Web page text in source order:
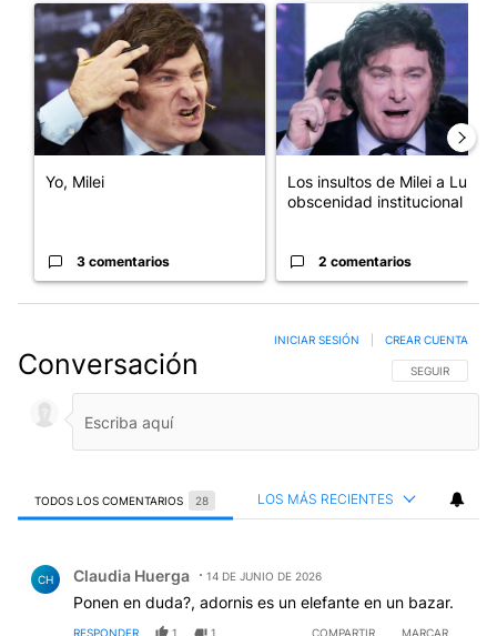
Un artículo de tendencia con el título "Yo, Milei" con 3
Yo, Milei
3 comentarios
Un artículo de tendencia con
Los insultos de Milei a Lula:
obscenidad institucional
2 comentarios
Conversación SIGA ESTA
SEGUIR
INICIAR SESIÓN CREAR CUENTA
TODOS LOS COMENTARIOS 28 LOS MÁS RECIENTES
CH Claudia Huerga 14 DE JUNIO DE 2026
Ponen en duda?, adornis es un elefante en un bazar.
RESPONDER 1 1 COMPARTIR
MARCAR